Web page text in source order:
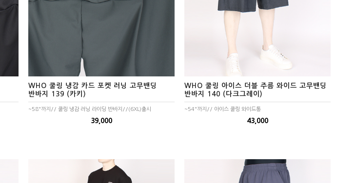
WHO 쿨링 냉감 카드 포켓 러닝 고무밴딩
반바지 139 (카키)
~58"까지// 쿨링 냉감 러닝 라이딩 반바지//(6XL)출시
39,000
WHO 쿨링 아이스 더블 주름 와이드 고무밴딩
반바지 140 (다크그레이)
~54"까지// 아이스 쿨링 와이드통
43,000